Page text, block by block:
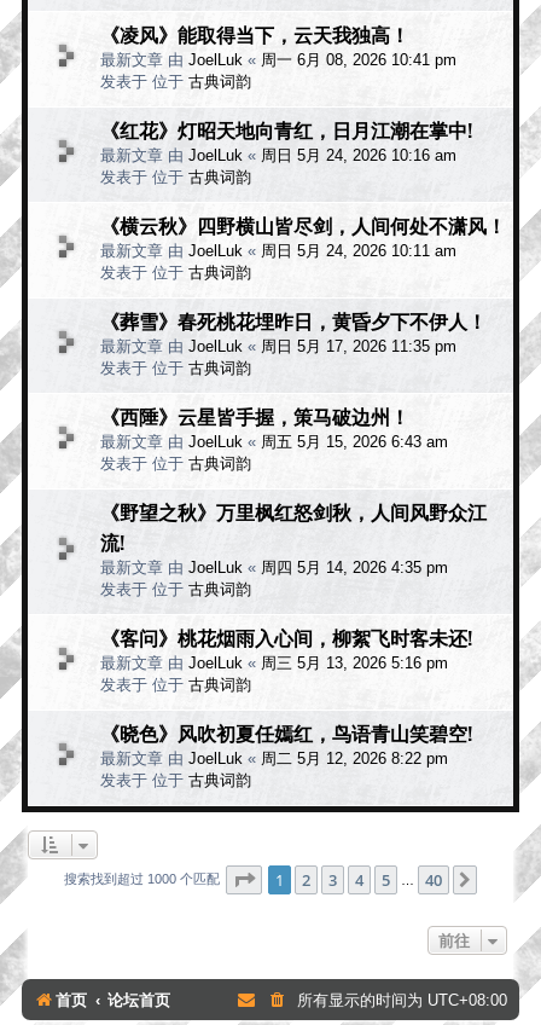
《凌风》能取得当下，云天我独高！
最新文章 由 JoelLuk « 周一 6月 08, 2026 10:41 pm
发表于 位于 古典词韵
《红花》灯昭天地向青红，日月江潮在掌中!
最新文章 由 JoelLuk « 周日 5月 24, 2026 10:16 am
发表于 位于 古典词韵
《横云秋》四野横山皆尽剑，人间何处不潇风！
最新文章 由 JoelLuk « 周日 5月 24, 2026 10:11 am
发表于 位于 古典词韵
《葬雪》春死桃花埋昨日，黄昏夕下不伊人！
最新文章 由 JoelLuk « 周日 5月 17, 2026 11:35 pm
发表于 位于 古典词韵
《西陲》云星皆手握，策马破边州！
最新文章 由 JoelLuk « 周五 5月 15, 2026 6:43 am
发表于 位于 古典词韵
《野望之秋》万里枫红怒剑秋，人间风野众江
流!
最新文章 由 JoelLuk « 周四 5月 14, 2026 4:35 pm
发表于 位于 古典词韵
《客问》桃花烟雨入心间，柳絮飞时客未还!
最新文章 由 JoelLuk « 周三 5月 13, 2026 5:16 pm
发表于 位于 古典词韵
《晓色》风吹初夏任嫣红，鸟语青山笑碧空!
最新文章 由 JoelLuk « 周二 5月 12, 2026 8:22 pm
发表于 位于 古典词韵
搜索找到超过 1000 个匹配 分页：1 40
1 2 3 4 5 40
前往
首页 论坛首页 所有显示的时间为 UTC+08:00